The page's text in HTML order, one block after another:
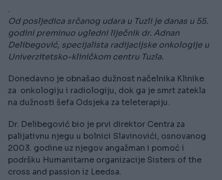
.
Od posljedica srčanog udara u Tuzli je danas u 55.
godini preminuo ugledni liječnik dr. Adnan
Delibegović, specijalista radijacijske onkologije u
Univerzitetsko-kliničkom centru Tuzla.
Donedavno je obnašao dužnost načelnika Klinike
za onkologiju i radiologiju, dok ga je smrt zatekla
na dužnosti šefa Odsjeka za teleterapiju.
Dr. Delibegović bio je prvi direktor Centra za
palijativnu njegu u bolnici Slavinovići, osnovanog
2003. godine uz njegov angažman i pomoć i
podršku Humanitarne organizacije Sisters of the
cross and passion iz Leedsa.